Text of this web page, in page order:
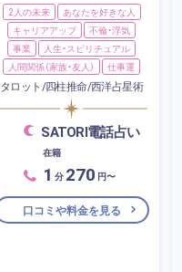
2人の未来
あなたを好きな人
キャリアアップ
不倫・浮気
事業
人生・スピリチュアル
人間関係（家族・友人）
仕事運
タロット/四柱推命/西洋占星術
SATORI電話占い
在籍
1 分 270 円〜
口コミや料金を見る